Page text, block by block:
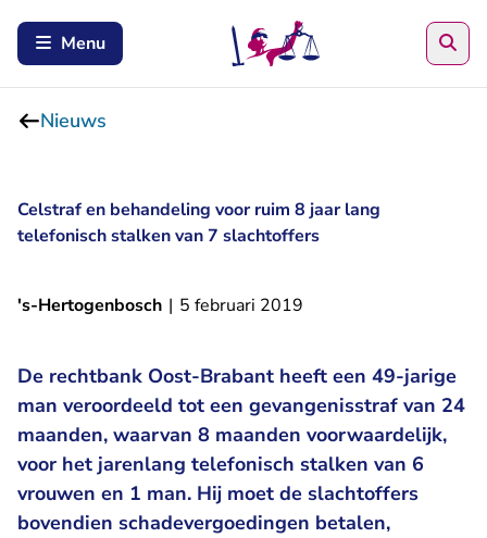
Menu
Nieuws
Celstraf en behandeling voor ruim 8 jaar lang
telefonisch stalken van 7 slachtoffers
's-Hertogenbosch | 5 februari 2019
De rechtbank Oost-Brabant heeft een 49-jarige
man veroordeeld tot een gevangenisstraf van 24
maanden, waarvan 8 maanden voorwaardelijk,
voor het jarenlang telefonisch stalken van 6
vrouwen en 1 man. Hij moet de slachtoffers
bovendien schadevergoedingen betalen,